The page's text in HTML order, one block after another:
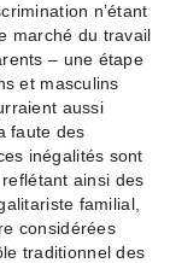
n’étant
marché du travail
– une étape
et masculins
aussi
faute des
inégalités sont
ainsi des
familial,
considérées
traditionnel des